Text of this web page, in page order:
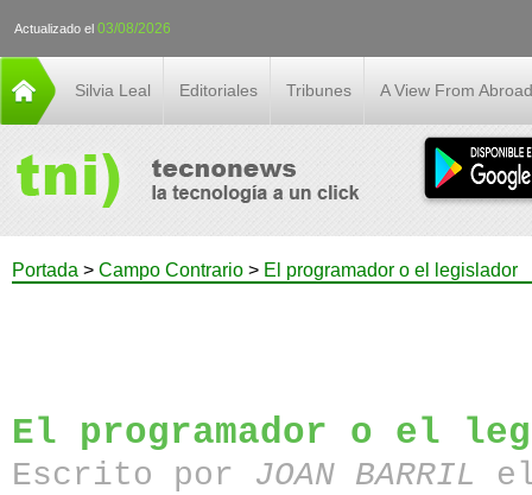
Actualizado el 03/08/2026
Silvia Leal Editoriales Tribunes A View From Abroad
Portada > Campo Contrario > El programador o el legislador
El programador o el
Escrito por JOAN BARRIL